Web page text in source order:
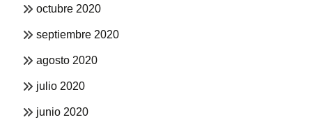
octubre 2020
septiembre 2020
agosto 2020
julio 2020
junio 2020